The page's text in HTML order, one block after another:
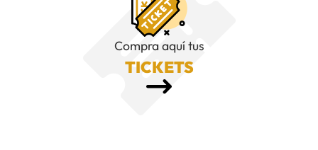
Compra aquí tus
TICKETS